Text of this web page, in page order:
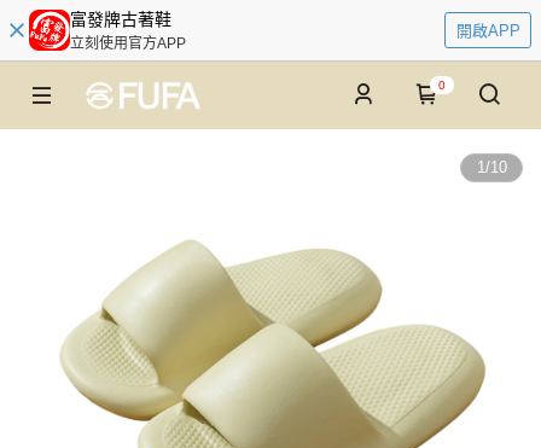
富發牌古著鞋
立刻使用官方APP
開啟APP
0
1/10